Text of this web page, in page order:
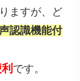
ますが、ど
認識機能付
です。